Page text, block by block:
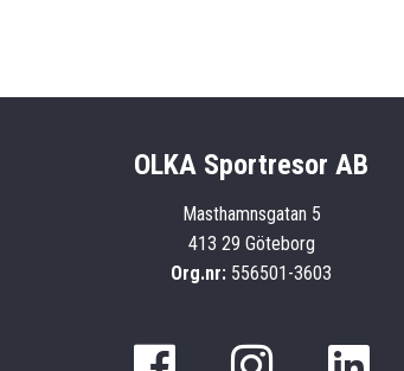
OLKA Sportresor AB
Masthamnsgatan 5
413 29 Göteborg
Org.nr: 556501-3603